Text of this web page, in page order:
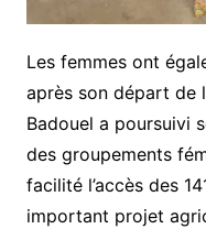
Les femmes ont
après son départ de
Badouel a poursuivi
des groupements
facilité l’accès des
important projet